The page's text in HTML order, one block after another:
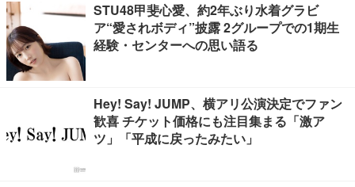
STU48甲斐心愛、約2年ぶり水着グラビ
ア“愛されボディ”披露 2グループでの1期生
経験・センターへの思い語る
Hey! Say! JUMP、横アリ公演決定でファン
歓喜 チケット価格にも注目集まる「激ア
ツ」「平成に戻ったみたい」